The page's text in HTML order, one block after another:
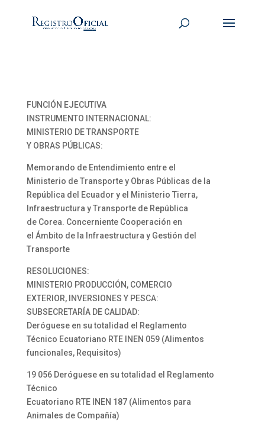
FUNCIÓN EJECUTIVA
INSTRUMENTO INTERNACIONAL:
MINISTERIO DE TRANSPORTE
Y OBRAS PÚBLICAS:
Memorando de Entendimiento entre el
Ministerio de Transporte y Obras Públicas de la
República del Ecuador y el Ministerio Tierra,
Infraestructura y Transporte de República
de Corea. Concerniente Cooperación en
el Ámbito de la Infraestructura y Gestión del
Transporte
RESOLUCIONES:
MINISTERIO PRODUCCIÓN, COMERCIO
EXTERIOR, INVERSIONES Y PESCA:
SUBSECRETARÍA DE CALIDAD:
Deróguese en su totalidad el Reglamento
Técnico Ecuatoriano RTE INEN 059 (Alimentos
funcionales, Requisitos)
19 056 Deróguese en su totalidad el Reglamento
Técnico
Ecuatoriano RTE INEN 187 (Alimentos para
Animales de Compañía)